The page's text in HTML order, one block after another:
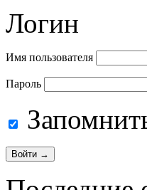
Логин
Имя пользователя
Пароль